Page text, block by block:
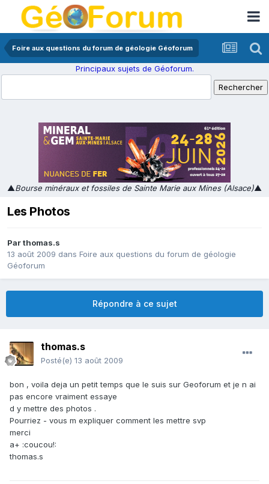
Foire aux questions du forum de géologie Géoforum
Principaux sujets de Géoforum.
▲Bourse minéraux et fossiles de Sainte Marie aux Mines (Alsace)▲
Les Photos
Parthomas.s
13 août 2009 dans Foire aux questions du forum de géologie
Géoforum
Répondre à ce sujet
thomas.s
Posté(e) 13 août 2009
bon , voila deja un petit temps que le suis sur Geoforum et je n ai
pas encore vraiment essaye
d y mettre des photos .
Pourriez - vous m expliquer comment les mettre svp
merci
a+ :coucou!:
thomas.s